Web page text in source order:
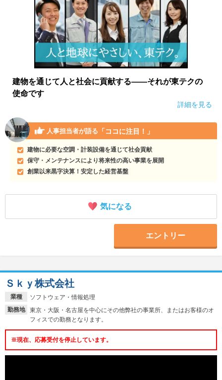
建物を通じて人と社会に貢献する――それが東テクの
使命です
詳細を見る
人事担当者が語る 「ココに注目！」
建物に必要な空調・計装設備を通じて社会貢献
保守・メンテナンスにより将来性の高い事業を展開
創業以来黒字決算！安定した経営基盤
気になる
エントリー
業種
ソフトウェア・情報処理
勤務地
東京・大阪・名古屋を中心にその他弊社の事業所、またはお客様のオ
フィスでの勤務となります。
Ｓｋｙ株式会社
※現在、応募受付を停止しています。